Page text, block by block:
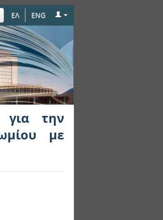
ΕΛ ENG
για την
με